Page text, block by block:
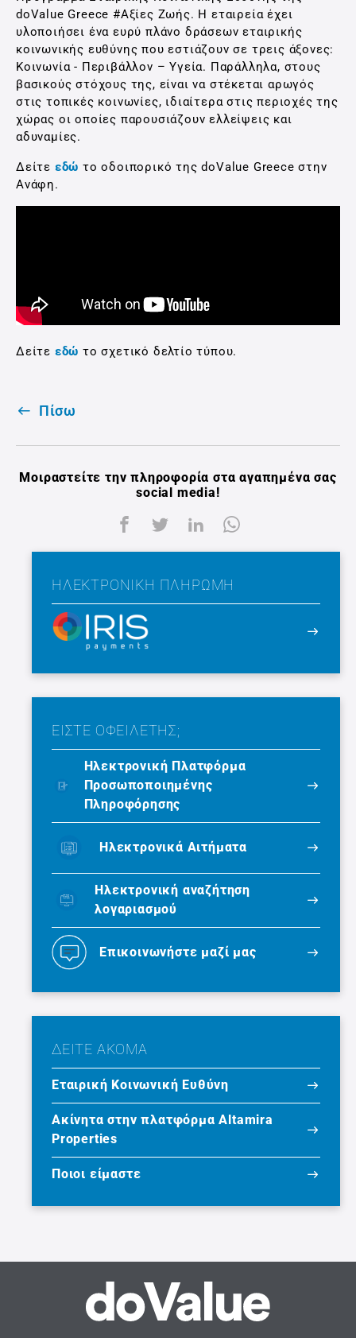
doValue Greece #Αξίες Ζωής. Η εταιρεία έχει
υλοποιήσει ένα ευρύ πλάνο δράσεων εταιρικής
κοινωνικής ευθύνης που εστιάζουν σε τρεις άξονες:
Κοινωνία - Περιβάλλον – Υγεία. Παράλληλα, στους
βασικούς στόχους της, είναι να στέκεται αρωγός
στις τοπικές κοινωνίες, ιδιαίτερα στις περιοχές της
χώρας οι οποίες παρουσιάζουν ελλείψεις και
αδυναμίες.
Δείτε εδώ το οδοιπορικό της doValue Greece στην
Ανάφη.
Δείτε εδώ το σχετικό δελτίο τύπου.
Πίσω
Μοιραστείτε την πληροφορία στα αγαπημένα σας
social media!
ΗΛΕΚΤΡΟΝΙΚΉ ΠΛΗΡΩΜΉ
ΕΙΣΤΕ ΟΦΕΙΛΕΤΗΣ;
Ηλεκτρονική Πλατφόρμα
Προσωποποιημένης
Πληροφόρησης
Ηλεκτρονικά Αιτήματα
Ηλεκτρονική αναζήτηση
λογαριασμού
Επικοινωνήστε μαζί μας
ΔΕΙΤΕ ΑΚΟΜΑ
Εταιρική Κοινωνική Ευθύνη
Ακίνητα στην πλατφόρμα Altamira
Properties
Ποιοι είμαστε